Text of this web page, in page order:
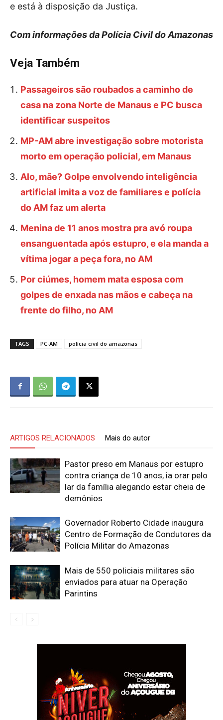
e está à disposição da Justiça.
Com informações da Polícia Civil do Amazonas
Veja Também
Passageiros são roubados a caminho de
casa na zona Norte de Manaus e PC busca
identificar suspeitos
MP-AM abre investigação sobre motorista
morto em operação policial, em Manaus
Alo, mãe? Golpe envolvendo inteligência
artificial imita a voz de familiares e polícia
do AM faz um alerta
Menina de 11 anos mostra pra avó roupa
ensanguentada após estupro, e ela manda a
vítima jogar a peça fora, no AM
Por ciúmes, homem mata esposa com
golpes de enxada nas mãos e cabeça na
frente do filho, no AM
TAGS PC-AM polícia civil do amazonas
ARTIGOS RELACIONADOS Mais do autor
Pastor preso em Manaus por estupro
contra criança de 10 anos, ia orar pelo
lar da família alegando estar cheia de
demônios
Governador Roberto Cidade inaugura
Centro de Formação de Condutores da
Polícia Militar do Amazonas
Mais de 550 policiais militares são
enviados para atuar na Operação
Parintins